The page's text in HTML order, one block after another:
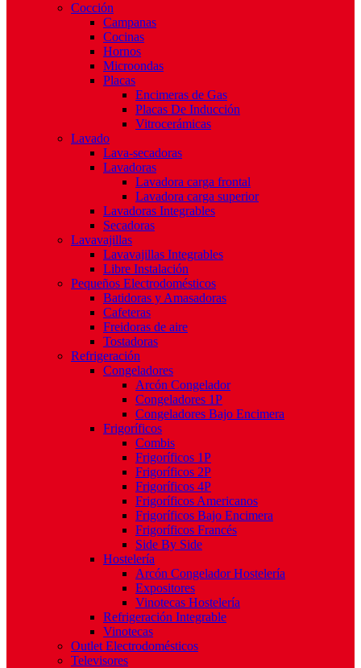
Cocción
Campanas
Cocinas
Hornos
Microondas
Placas
Encimeras de Gas
Placas De Inducción
Vitrocerámicas
Lavado
Lava-secadoras
Lavadoras
Lavadora carga frontal
Lavadora carga superior
Lavadoras Integrables
Secadoras
Lavavajillas
Lavavajillas Integrables
Libre Instalación
Pequeños Electrodomésticos
Batidoras y Amasadoras
Cafeteras
Freidoras de aire
Tostadoras
Refrigeración
Congeladores
Arcón Congelador
Congeladores 1P
Congeladores Bajo Encimera
Frigoríficos
Combis
Frigoríficos 1P
Frigoríficos 2P
Frigoríficos 4P
Frigoríficos Americanos
Frigoríficos Bajo Encimera
Frigoríficos Francés
Side By Side
Hostelería
Arcón Congelador Hostelería
Expositores
Vinotecas Hostelería
Refrigeración Integrable
Vinotecas
Outlet Electrodomésticos
Televisores